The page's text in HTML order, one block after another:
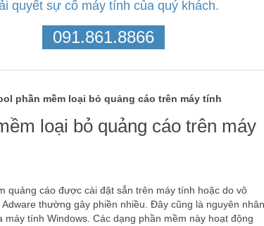
quyết sự cố máy tính của quý khách.
091.861.8866
phần mềm loại bỏ quảng cáo trên máy tính
loại bỏ quảng cáo trên máy
quảng cáo được cài đặt sẳn trên máy tính hoặc do vô
thường gây phiền nhiều. Đây cũng là nguyên nhân
tính Windows. Các dạng phần mềm này hoạt động